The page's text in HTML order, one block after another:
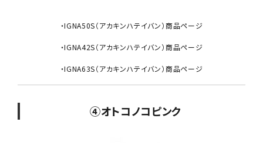
・IGNA50S（アカキンハテイバン）商品ページ
・IGNA42S（アカキンハテイバン）商品ページ
・IGNA63S（アカキンハテイバン）商品ページ
④オトコノコピンク